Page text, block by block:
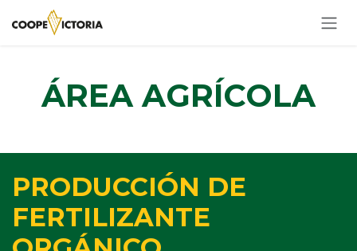
Ir al contenido
ÁREA AGRÍCOLA
PRODUCCIÓN DE
FERTILIZANTE